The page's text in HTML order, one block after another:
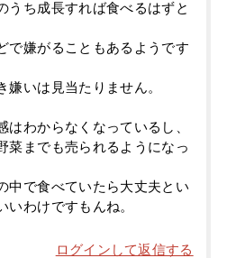
うち成長すれば食べるはずと
で嫌がることもあるようです
嫌いは見当たりません。
はわからなくなっているし、
菜までも売られるようになっ
中で食べていたら大丈夫とい
いわけですもんね。
ログインして返信する